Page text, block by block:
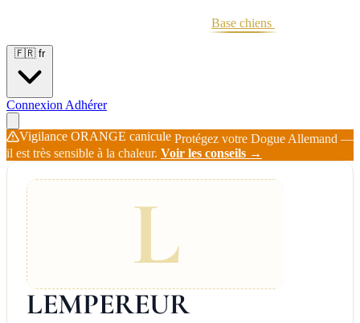
Base chiens
🇫🇷 fr
Connexion Adhérer
Vigilance ORANGE canicule Protégez votre Dogue Allemand —
il est très sensible à la chaleur. Voir les conseils →
L
LEMPEREUR